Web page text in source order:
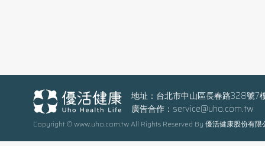
成為癌友生活新常態。義大大昌醫院血液腫瘤
團隊，秉持癌症醫療可近性與在地化理念，讓
雄市三民區附近民眾無須舟車勞頓，即能獲得與
醫學中心同等級之就醫品質。 瀰漫性大B細胞淋
地址：台北市中山區長春路328號7
廣告合作： service@uho.com.tw
Copyright © www.uho.com.tw All Rights Reserved By 優活健康股份有限